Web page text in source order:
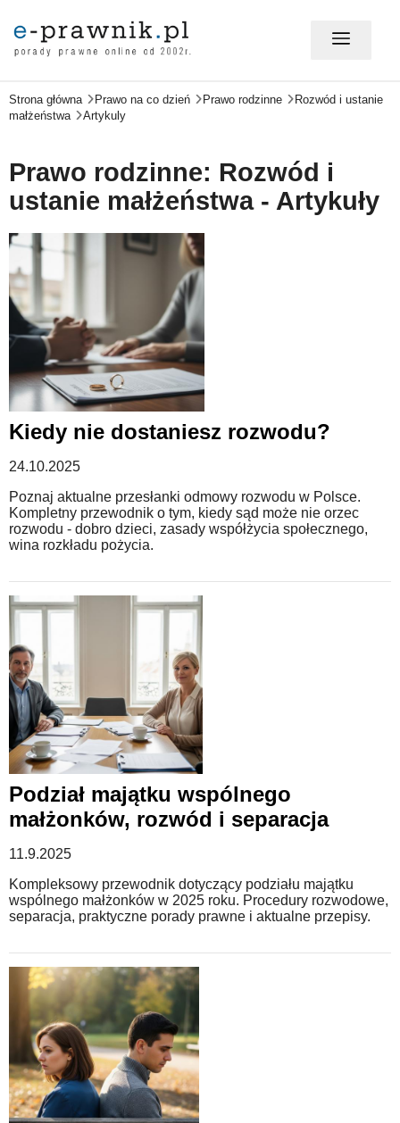
MÓJ E-PRAWNIK - LOGOWANIE
PORADY PRAWNE ONLINE
PRAWO NA CO DZIEŃ
PRAWO W BIZNESIE
ZMIANY W PRAWIE
WZORY DOKUMENTÓW
FORUM PRAWNE
Strona główna Prawo na co dzień Prawo rodzinne
Rozwód i ustanie
małżeństwa
Artykuly
Prawo rodzinne: Rozwód i
ustanie małżeństwa - Artykuły
Kiedy nie dostaniesz rozwodu?
24.10.2025
Poznaj aktualne przesłanki odmowy rozwodu w Polsce.
Kompletny przewodnik o tym, kiedy sąd może nie orzec
rozwodu - dobro dzieci, zasady współżycia społecznego,
wina rozkładu pożycia.
Podział majątku wspólnego
małżonków, rozwód i separacja
11.9.2025
Kompleksowy przewodnik dotyczący podziału majątku
wspólnego małżonków w 2025 roku. Procedury rozwodowe,
separacja, praktyczne porady prawne i aktualne przepisy.